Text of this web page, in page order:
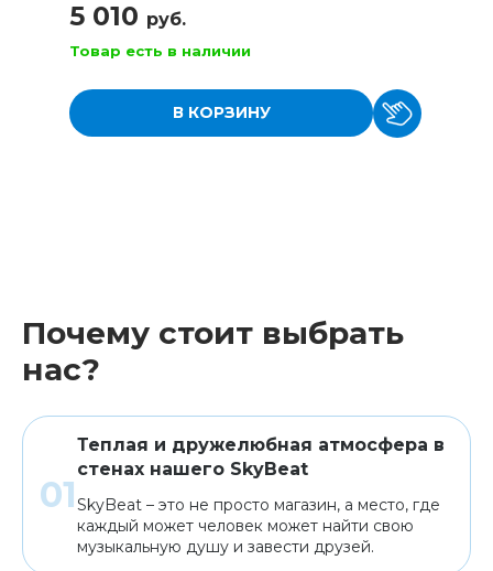
5 010 руб.
Товар есть в наличии
В КОРЗИНУ
Почему стоит выбрать
нас?
Теплая и дружелюбная атмосфера в
стенах нашего SkyBeat
SkyBeat – это не просто магазин, а место, где
каждый может человек может найти свою
музыкальную душу и завести друзей.